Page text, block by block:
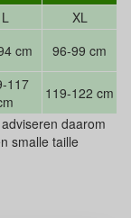
L
XL
cm
96-99 cm
117
119-122 cm
daarom
smalle taille